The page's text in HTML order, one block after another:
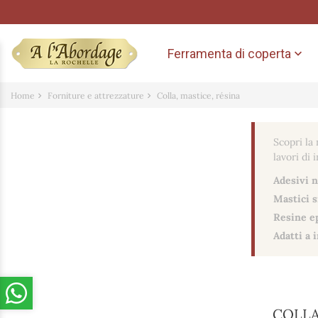
Ferramenta di coperta 
Home Forniture e attrezzature Colla, mastice, résina
Scopri la
lavori di
Adesivi
Mastici
Resine
Adatti a